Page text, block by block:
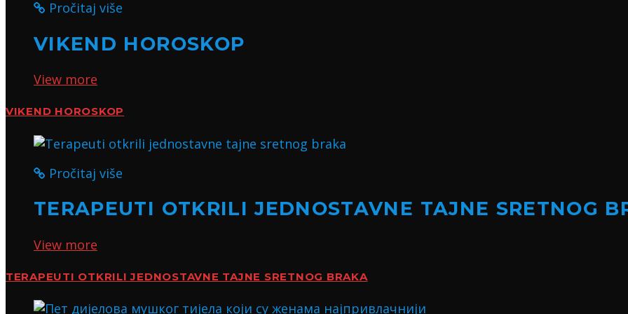
Pročitaj više
VIKEND HOROSKOP
View more
VIKEND HOROSKOP
Pročitaj više
TERAPEUTI OTKRILI JEDNOSTAVNE TAJNE SRETNOG
View more
TERAPEUTI OTKRILI JEDNOSTAVNE TAJNE SRETNOG BRAKA